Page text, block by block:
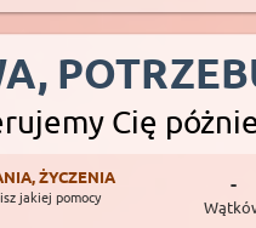
Cię
ŻYCZENIA
jakiej pomocy
-